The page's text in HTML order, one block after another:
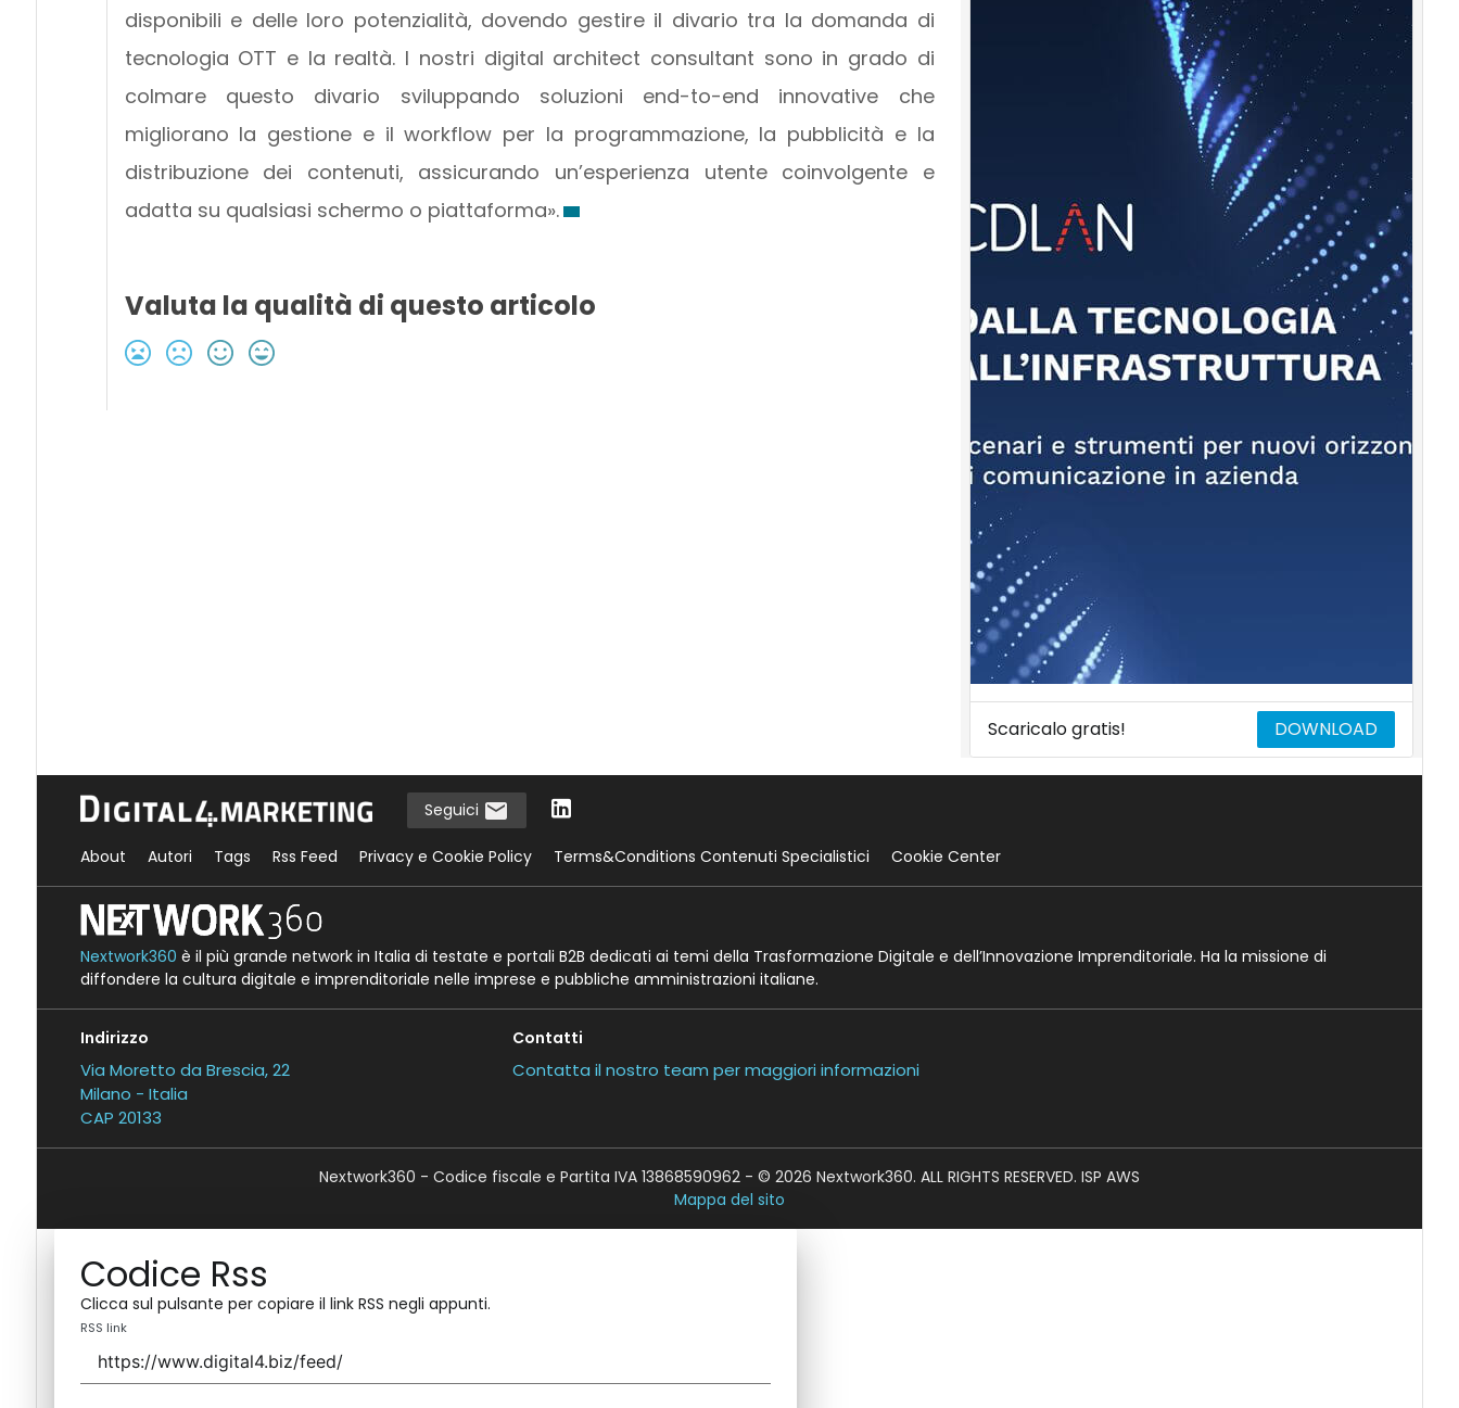
disponibili e delle loro potenzialità, dovendo gestire il divario tra la domanda di
tecnologia OTT e la realtà. I nostri digital architect consultant sono in grado di
colmare questo divario sviluppando soluzioni end-to-end innovative che
migliorano la gestione e il workflow per la programmazione, la pubblicità e la
distribuzione dei contenuti, assicurando un’esperienza utente coinvolgente e
adatta su qualsiasi schermo o piattaforma».
Valuta la qualità di questo articolo
Scaricalo gratis! DOWNLOAD
Seguici
About Autori Tags Rss Feed Privacy e Cookie Policy Terms&Conditions Contenuti Specialistici Cookie Center
Nextwork360 è il più grande network in Italia di testate e portali B2B dedicati ai temi della Trasformazione Digitale e dell’Innovazione Imprenditoriale. Ha la missione di
diffondere la cultura digitale e imprenditoriale nelle imprese e pubbliche amministrazioni italiane.
Indirizzo
Via Moretto da Brescia, 22
Milano - Italia
CAP 20133
Contatti
Contatta il nostro team per maggiori informazioni
Nextwork360 - Codice fiscale e Partita IVA 13868590962 - © 2026 Nextwork360. ALL RIGHTS RESERVED. ISP AWS
Mappa del sito
Codice Rss
Clicca sul pulsante per copiare il link RSS negli appunti.
RSS link